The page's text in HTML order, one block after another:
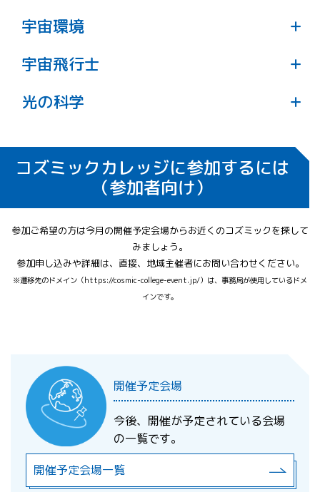
バルーンロケット
スティックバルーンで作るロケット、飛ぶ
仕組みを学びます。
新バルーンロケットキット
かさ袋で作るロケット。コズミック定番の
プログラム。
月への旅
地球と月の大きさや距離を縮尺モデルを用
いて体感します。
惑星モビールを作りながら、太陽系の惑星
について学びます
ペーパースチロールで飛ぶものをつ
くろう
ペーパースチロールを使って、飛ぶ種や凧
を作り、飛ぶしくみを理解します。
空力翼艇
飛ぶしくみを学び、遠くまで滑空する空力
宇宙環境
大型吸盤セット（大気圧実感）
宇宙飛行士
宇宙飛行士に必要なスキルについて楽しく
学びます。
宇宙飛行士に挑戦（コミュニケーシ
ョンパズル）
光の科学
空き缶を使って凹面鏡を作り、光を集めま
コズミックカレッジに参加するには
（参加者向け）
参加ご希望の方は今月の開催予定会場からお近くのコズミックを探して
みましょう。
参加申し込みや詳細は、直接、地域主催者にお問い合わせください。
※遷移先のドメイン（https://cosmic-college-event.jp/）は、事務局が使用しているドメ
インです。
開催予定会場
今後、開催が予定されている会場
の一覧です。
開催予定会場一覧